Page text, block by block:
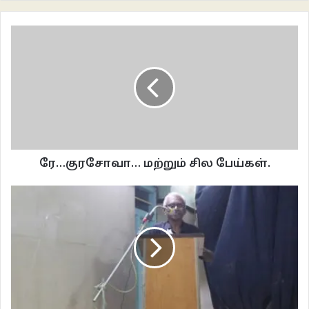
போட்டி இருக்கும். நான் நூறு சதவீத மதிப்பெண்களோடு எப்போதும்
முதலிடத்தில் இருப்பேன். நான் எங்கள் கிராமத்திற்கும், குடும்பத்திற்கும்
தவிர.. நாங்கள் ஒடுக்கப்பட்டவர்கள் என்று உணர்ந்தவர்களாய் எங்கள்
கிராமத்திலேயே தலித் மக்கள் வாழும் பகுதியிலேயே தான் வசித்து வந்தோம்.
வேறு இடங்களுக்குச் செல்ல எங்களுக்கு உரிமை கிடையாது.
வறுமையின் பிடியில் இருந்ததால் எங்களுக்கு சொத்து எதுவும் இல்லை. ஏன்
அவர்களுக்கு மட்டும் பெரிய பெரிய வீடுகள் இருக்கின்றன? ஏன் நம் வீட்டில்
மட்டும் ஆடுகள் இல்லை என்றெல்லாம் நினைத்து கவலைப்படுவேன். அப்போது
இதெல்லாம் எனக்குப் பெரிய விஷயங்களாகத் தெரிந்தன. நான் மூன்றாம் வகுப்பு
படிக்கும்போது, ஏதோ ஒரு போட்டியில் வென்றதற்காக எனக்கு ஒரு நூல் பரிசாகக்
ரே…குரசோவா… மற்றும் சில பேய்கள்.